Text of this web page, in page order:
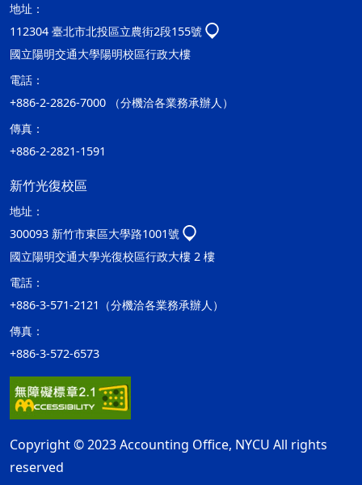
地址：
112304 臺北市北投區立農街2段155號
國立陽明交通大學陽明校區行政大樓
電話：
+886-2-2826-7000 （分機洽各業務承辦人）
傳真：
+886-2-2821-1591
新竹光復校區
地址：
300093 新竹市東區大學路1001號
國立陽明交通大學光復校區行政大樓 2 樓
電話：
+886-3-571-2121（分機洽各業務承辦人）
傳真：
+886-3-572-6573
Copyright © 2023 Accounting Office, NYCU All rights
reserved